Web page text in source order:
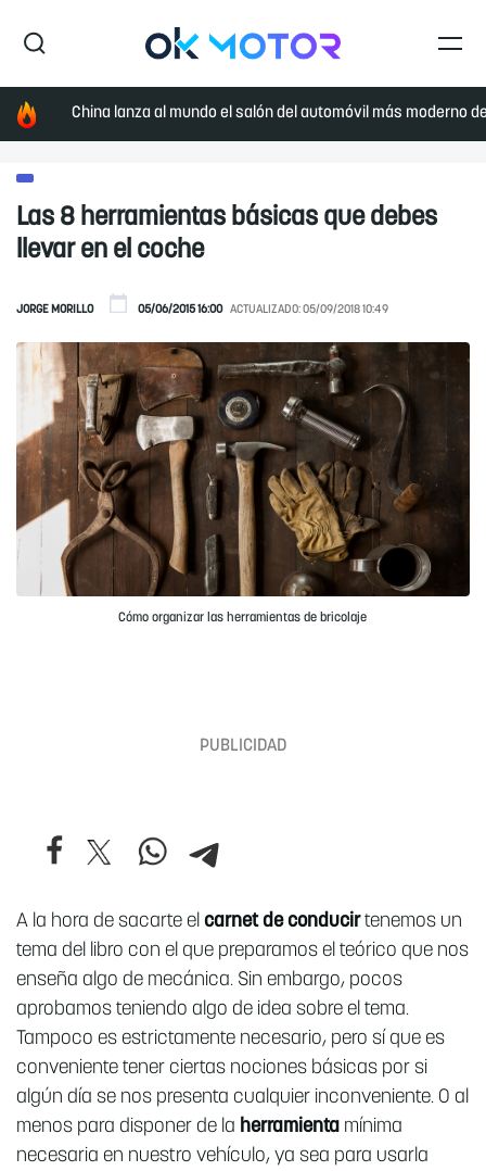
China lanza al mundo el salón del automóvil más moderno
Las 8 herramientas básicas que debes
llevar en el coche
JORGE MORILLO 05/06/2015 16:00 ACTUALIZADO:05/09/2018 10:49
Cómo organizar las herramientas de bricolaje
A la hora de sacarte el carnet de conducirtenemos un
tema del libro con el que preparamos el teórico que nos
enseña algo de mecánica. Sin embargo, pocos
aprobamos teniendo algo de idea sobre el tema.
Tampoco es estrictamente necesario, pero sí que es
conveniente tener ciertas nociones básicas por si
algún día se nos presenta cualquier inconveniente. O al
menos para disponer de la herramienta mínima
necesaria en nuestro vehículo, ya sea para usarla